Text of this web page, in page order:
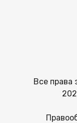
Все